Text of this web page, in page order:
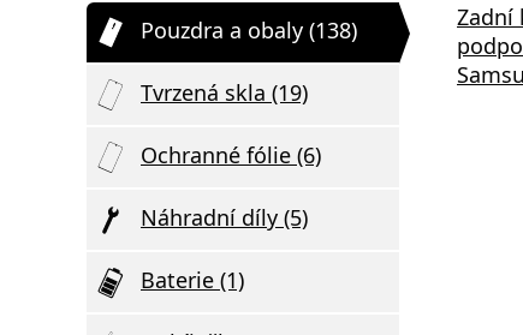
Pouzdra a obaly (138)
Tvrzená skla (19)
Ochranné fólie (6)
Náhradní díly (5)
Baterie (1)
Zadní